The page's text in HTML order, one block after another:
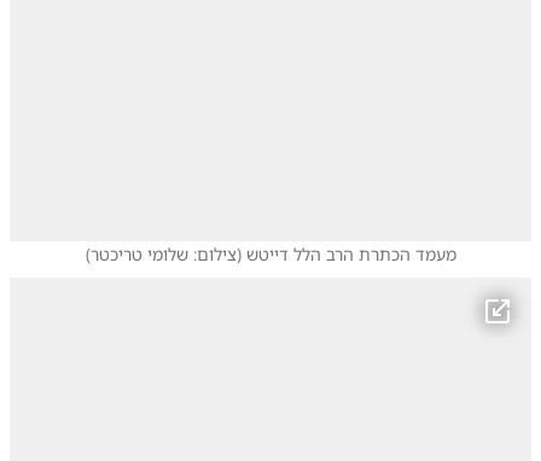
מעמד הכתרת הרב הלל דייטש (צילום: שלומי טריכטר)